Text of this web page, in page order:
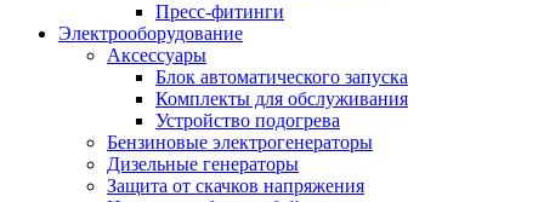
Пресс-фитинги
Электрооборудование
Аксессуары
Блок автоматического запуска
Комплекты для обслуживания
Устройство подогрева
Бензиновые электрогенераторы
Дизельные генераторы
Защита от скачков напряжения